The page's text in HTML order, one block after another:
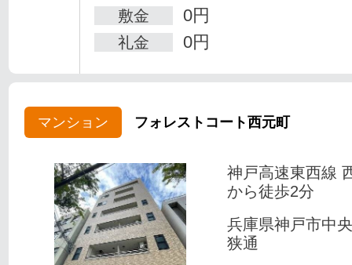
敷金 0円
礼金 0円
マンション フォレストコート西元町
神戸高速東西線
から徒歩2分
兵庫県神戸市中
狭通